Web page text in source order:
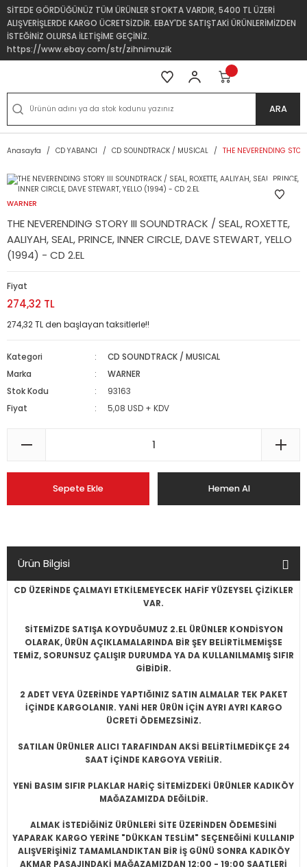
SİTEDE GÖRDÜĞÜNÜZ TÜM ÜRÜNLER STOKTA VARDIR, 5400 TL ÜZERİ
ALIŞVERİŞLERDE KARGO ÜCRETSİZDİR. EBAY'DE SATIŞTAKİ ÜRÜNLERİMİZDEN
İSTEĞİNİZ OLURSA İLETİŞİME GEÇİNİZ.
https://www.ebay.com/str/zihnimuzik
ARA
Anasayfa CD YABANCI CD SOUNDTRACK / MUSICAL THE NEVERENDING
WARNER
THE NEVERENDING STORY III SOUNDTRACK / SEAL, ROXETTE,
AALIYAH, SEAL, PRINCE, INNER CIRCLE, DAVE STEWART, YELLO
(1994) - CD 2.EL
Fiyat
274,32 TL
274,32 TL den başlayan taksitlerle!!
Kategori
CD SOUNDTRACK / MUSICAL
Marka
WARNER
Stok Kodu
93163
Fiyat
5,08 USD + KDV
Sepete Ekle Hemen Al
Ürün Bilgisi
CD ÜZERİNDE ÇALMAYI ETKİLEMEYECEK HAFİF YÜZEYSEL ÇİZİKLER
VAR.
SİTEMİZDE SATIŞA KOYDUĞUMUZ 2.EL ÜRÜNLER KONDİSYON
OLARAK, ÜRÜN AÇIKLAMALARINDA BİR ŞEY BELİRTİLMEMİŞSE
TEMİZ, SORUNSUZ ÇALIŞIR DURUMDA YA DA KULLANILMAMIŞ SIFIR
GİBİDİR.
2 ADET VEYA ÜZERİNDE YAPTIĞINIZ SATIN ALMALAR TEK PAKET
İÇİNDE KARGOLANIR. YANİ HER ÜRÜN İÇİN AYRI AYRI KARGO
ÜCRETİ ÖDEMEZSİNİZ.
SATILAN ÜRÜNLER ALICI TARAFINDAN AKSİ BELİRTİLMEDİKÇE 24
SAAT İÇİNDE KARGOYA VERİLİR.
YENİ BASIM SIFIR PLAKLAR HARİÇ SİTEMİZDEKİ ÜRÜNLER KADIKÖY
MAĞAZAMIZDA DEĞİLDİR.
ALMAK İSTEDİĞİNİZ ÜRÜNLERİ SİTE ÜZERİNDEN ÖDEMESİNİ
YAPARAK KARGO YERİNE "DÜKKAN TESLİM" SEÇENEĞİNİ KULLANIP
ALIŞVERİŞİNİZ TAMAMLANDIKTAN BİR İŞ GÜNÜ SONRA KADIKÖY
AKMAR PASAJINDAKİ MAĞAZAMIZDAN 12:00 - 19:00 SAATLERİ